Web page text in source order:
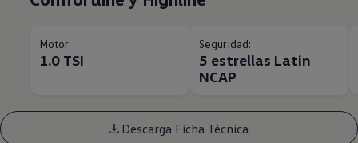
Motor
1.0 TSI
Seguridad:
5 estrellas Latin
NCAP
Descarga Ficha Técnica